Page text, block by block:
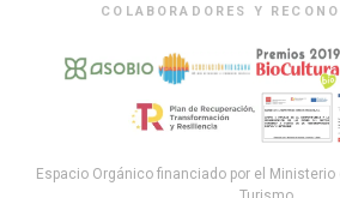
COLABORADORES Y
Espacio Orgánico financiado por el